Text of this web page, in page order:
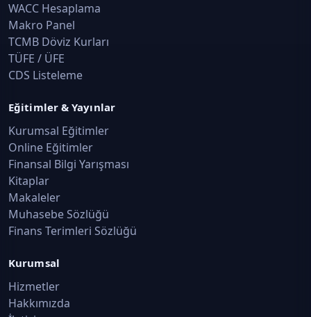
WACC Hesaplama
Makro Panel
TCMB Döviz Kurları
TÜFE / ÜFE
CDS Listeleme
Eğitimler & Yayınlar
Kurumsal Eğitimler
Online Eğitimler
Finansal Bilgi Yarışması
Kitaplar
Makaleler
Muhasebe Sözlüğü
Finans Terimleri Sözlüğü
Kurumsal
Hizmetler
Hakkımızda